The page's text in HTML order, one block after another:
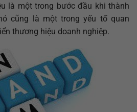
là một trong bước đầu khi thành
cũng là một trong yếu tố quan
thương hiệu doanh nghiệp.